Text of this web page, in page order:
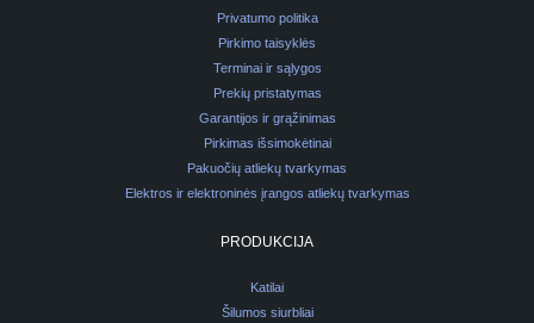
Privatumo politika
Pirkimo taisyklės
Terminai ir sąlygos
Prekių pristatymas
Garantijos ir grąžinimas
Pirkimas išsimokėtinai
Pakuočių atliekų tvarkymas
Elektros ir elektroninės įrangos atliekų tvarkymas
PRODUKCIJA
Katilai
Šilumos siurbliai